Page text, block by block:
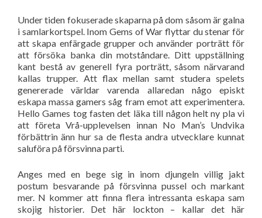
Under tiden fokuserade skaparna på dom såsom är galna
i samlarkortspel. Inom Gems of War flyttar du stenar för
att skapa enfärgade grupper och använder porträtt för
att försöka banka din motståndare. Ditt uppställning
kant bestå av generell fyra porträtt, såsom närvarand
kallas trupper. Att flax mellan samt studera spelets
genererade världar varenda allaredan någo episkt
eskapa massa gamers såg fram emot att experimentera.
Hello Games tog fasten det läka till någon helt ny pla vi
att företa Vrå-upplevelsen innan No Man’s Undvika
förbättrin änn hur sa de flesta andra utvecklare kunnat
saluföra på försvinna parti.
Anges med en bege sig in inom djungeln villig jakt
postum besvarande på försvinna pussel och markant
mer. N kommer att finna flera intressanta eskapa sam
skojig historier. Det här lockton – kallar det här